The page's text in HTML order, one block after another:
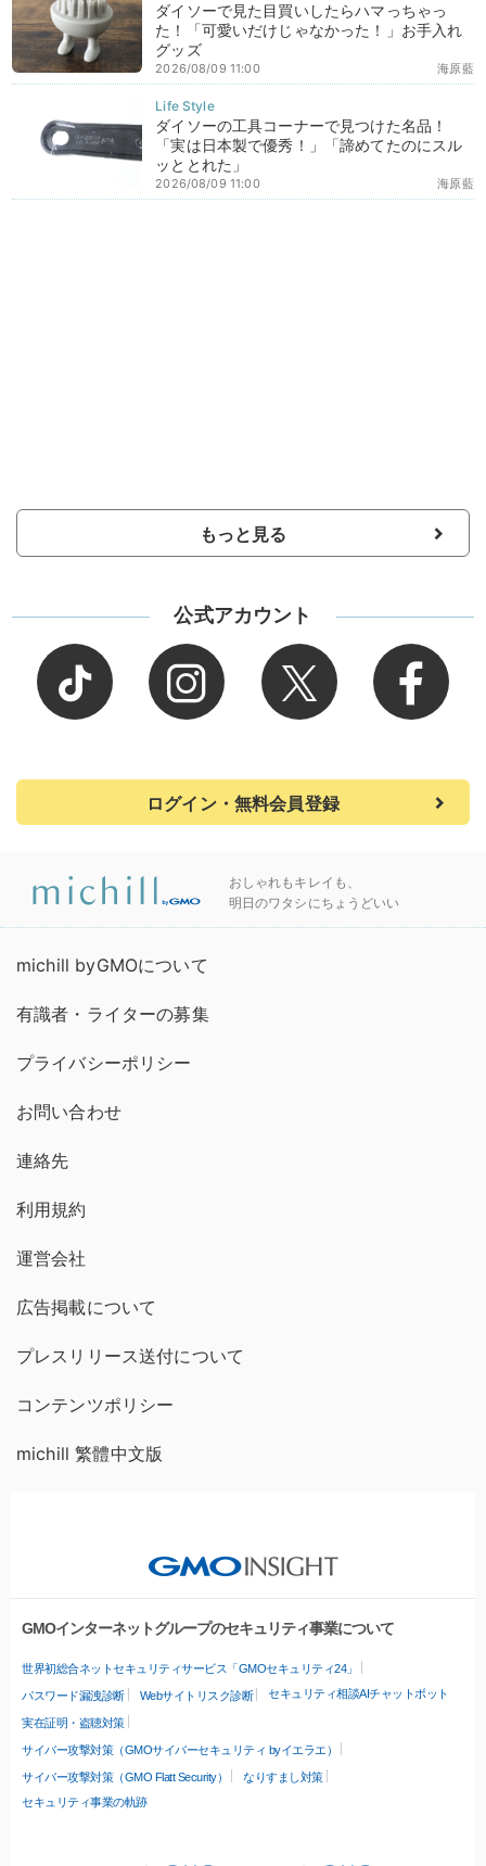
ダイソーで見た目買いしたらハマっちゃっ
た！「可愛いだけじゃなかった！」お手入れ
グッズ
海原藍
2026/08/09 11:00
ダイソーの工具コーナーで見つけた名品！
「実は日本製で優秀！」「諦めてたのにスル
ッととれた」
海原藍
2026/08/09 11:00
もっと見る
公式アカウント
ログイン・無料会員登録
おしゃれもキレイも、
明日のワタシにちょうどいい
michill byGMOについて
有識者・ライターの募集
プライバシーポリシー
お問い合わせ
連絡先
利用規約
運営会社
広告掲載について
プレスリリース送付について
コンテンツポリシー
michill 繁體中文版
GMOインターネットグループのセキュリティ事業について
世界初総合ネットセキュリティサービス「GMOセキュリティ24」
パスワード漏洩診断 Webサイトリスク診断 セキュリティ相談AIチャットボット
実在証明・盗聴対策
サイバー攻撃対策（GMOサイバーセキュリティ byイエラエ）
サイバー攻撃対策（GMO Flatt Security）
なりすまし対策
セキュリティ事業の軌跡